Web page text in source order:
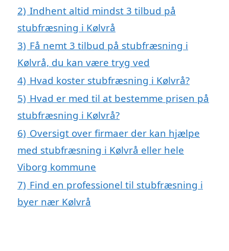
2) Indhent altid mindst 3 tilbud på
stubfræsning i Kølvrå
3) Få nemt 3 tilbud på stubfræsning i
Kølvrå, du kan være tryg ved
4) Hvad koster stubfræsning i Kølvrå?
5) Hvad er med til at bestemme prisen på
stubfræsning i Kølvrå?
6) Oversigt over firmaer der kan hjælpe
med stubfræsning i Kølvrå eller hele
Viborg kommune
7) Find en professionel til stubfræsning i
byer nær Kølvrå